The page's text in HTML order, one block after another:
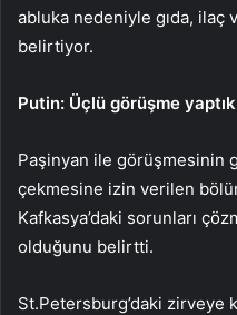
abluka nedeniyle gıda, ilaç
belirtiyor.
Putin: Üçlü görüşme yaptık
Paşinyan ile görüşmesinin
çekmesine izin verilen
Kafkasya’daki sorunları
olduğunu belirtti.
St.Petersburg’daki zirveye